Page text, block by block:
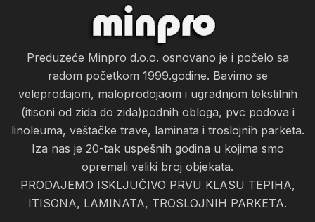
Preduzeće Minpro d.o.o. osnovano je i počelo sa
radom početkom 1999.godine. Bavimo se
veleprodajom, maloprodojaom i ugradnjom tekstilnih
(itisoni od zida do zida)podnih obloga, pvc podova i
linoleuma, veštačke trave, laminata i troslojnih parketa.
Iza nas je 20-tak uspešnih godina u kojima smo
opremali veliki broj objekata.
PRODAJEMO ISKLJUČIVO PRVU KLASU TEPIHA,
ITISONA, LAMINATA, TROSLOJNIH PARKETA.